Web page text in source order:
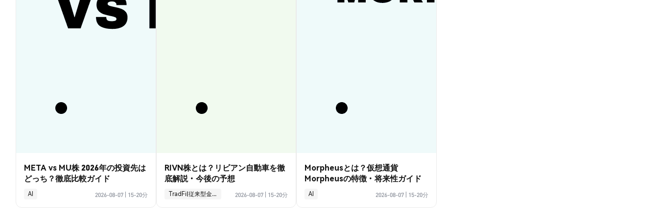
META vs MU株 2026年の投資先は
どっち？徹底比較ガイド
AI 2026-08-07 15-20分
RIVN株とは？リビアン自動車を徹
底解説・今後の予想
TradFi(従来型金融) 2026-08-07 15-20分
Morpheusとは？仮想通貨
Morpheusの特徴・将来性ガイド
AI 2026-08-07 15-20分